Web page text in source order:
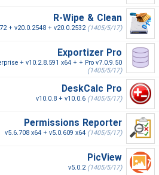
R-Wipe & Clean
+ v20.0.2548 + v20.0.2532(1405/5/17)
Exportizer Pro
+ v10.2.8.591 x64 + + Pro v7.0.9.50
(1405/5/17)
DeskCalc Pro
v10.0.8 + v10.0.6 (1405/5/17)
Permissions Reporter
v5.6.708 x64 + v5.0.609 x64 (1405/5/17)
PicView
v5.0.2(1405/5/17)